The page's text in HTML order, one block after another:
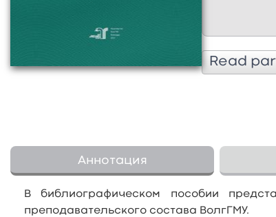
Read
Аннотация
В библиографическом пособии
преподавательского состава ВолгГМУ.